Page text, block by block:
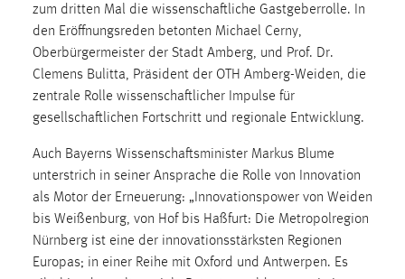
zum dritten Mal die wissenschaftliche Gastgeberrolle. In
den Eröffnungsreden betonten Michael Cerny,
Oberbürgermeister der Stadt Amberg, und Prof. Dr.
Clemens Bulitta, Präsident der OTH Amberg-Weiden, die
zentrale Rolle wissenschaftlicher Impulse für
gesellschaftlichen Fortschritt und regionale Entwicklung.
Auch Bayerns Wissenschaftsminister Markus Blume
unterstrich in seiner Ansprache die Rolle von Innovation
als Motor der Erneuerung: „Innovationspower von Weiden
bis Weißenburg, von Hof bis Haßfurt: Die Metropolregion
Nürnberg ist eine der innovationsstärksten Regionen
Europas; in einer Reihe mit Oxford und Antwerpen. Es
Sprachpräferenz
Name:
site-language-preference
Zweck:
Das Cookie speichert die gewählte Sprache der Website.
Cookie Laufzeit:
30 Tage
Chat
Name: